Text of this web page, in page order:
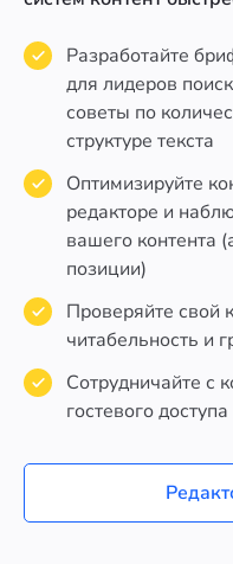
Разработайте
для лидеров
советы по
структуре текста
Оптимизируйте
редакторе и
вашего контента
позиции)
Проверяйте свой
читабельность и
Сотрудничайте с
гостевого